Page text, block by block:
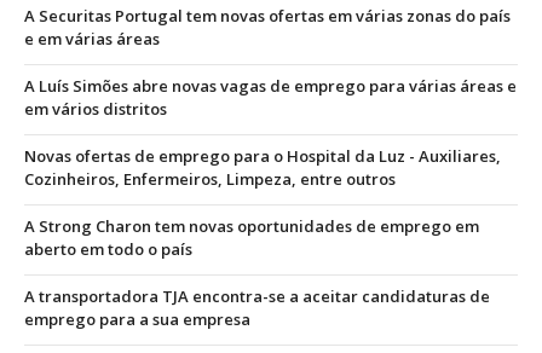
A Securitas Portugal tem novas ofertas em várias zonas do país
e em várias áreas
A Luís Simões abre novas vagas de emprego para várias áreas e
em vários distritos
Novas ofertas de emprego para o Hospital da Luz - Auxiliares,
Cozinheiros, Enfermeiros, Limpeza, entre outros
A Strong Charon tem novas oportunidades de emprego em
aberto em todo o país
A transportadora TJA encontra-se a aceitar candidaturas de
emprego para a sua empresa